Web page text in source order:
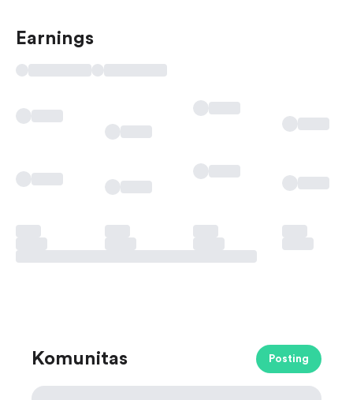
Earnings
Komunitas Posting